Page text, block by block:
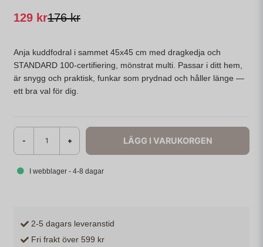
176 kr
129 kr
Anja kuddfodral i sammet 45x45 cm med dragkedja och
STANDARD 100-certifiering, mönstrat multi. Passar i ditt hem,
är snygg och praktisk, funkar som prydnad och håller länge —
ett bra val för dig.
- + LÄGG I VARUKORGEN
I webblager - 4-8 dagar
2-5 dagars leveranstid
Fri frakt över 599 kr